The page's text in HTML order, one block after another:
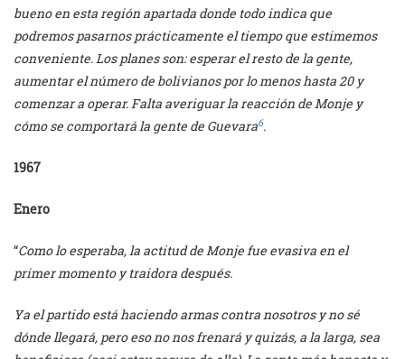
bueno en esta región apartada donde todo indica que
podremos pasarnos prácticamente el tiempo que estimemos
conveniente. Los planes son: esperar el resto de la gente,
aumentar el número de bolivianos porlo menos hasta 20 y
comenzar a operar. Falta averiguar la reacción de Monje y
cómo se comportará la gente de Guevara6.
1967
Enero
“Como lo esperaba, la actitud de Monje fue evasiva en el
primer momento y traidora después.
Ya el partido está haciendo armas contra nosotros y no sé
dónde llegará, pero eso no nos frenará y quizás, a la larga, sea